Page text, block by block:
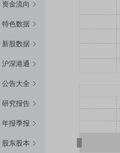
资金流向
特色数据
新股数据
沪深港通
公告大全
研究报告
年报季报
股东股本